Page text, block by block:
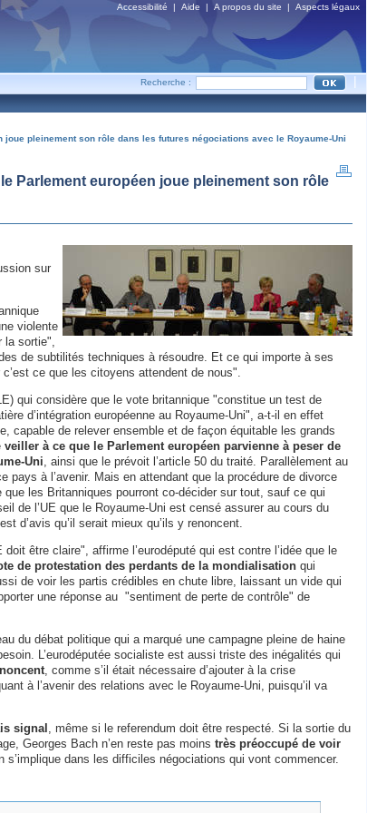
Accessibilité | Aide | A propos du site | Aspects légaux
Recherche :
pleinement son rôle dans les futures négociations avec le Royaume-Uni
Parlement européen joue pleinement son rôle
sur
violente
la sortie",
de subtilités techniques à résoudre. Et ce qui importe à ses
c’est ce que les citoyens attendent de nous".
qui considère que le vote britannique "constitue un test de
d’intégration européenne au Royaume-Uni", a-t-il en effet
capable de relever ensemble et de façon équitable les grands
veiller à ce que le Parlement européen parvienne à peser de
Uni, ainsi que le prévoit l’article 50 du traité. Parallèlement au
à l’avenir. Mais en attendant que la procédure de divorce
les Britanniques pourront co-décider sur tout, sauf ce qui
de l’UE que le Royaume-Uni est censé assurer au cours du
d’avis qu’il serait mieux qu’ils y renoncent.
doit être claire", affirme l’eurodéputé qui est contre l’idée que le
de protestation des perdants de la mondialisation qui
de voir les partis crédibles en chute libre, laissant un vide qui
une réponse au "sentiment de perte de contrôle" de
du débat politique qui a marqué une campagne pleine de haine
L’eurodéputée socialiste est aussi triste des inégalités qui
, comme s’il était nécessaire d’ajouter à la crise
à l’avenir des relations avec le Royaume-Uni, puisqu’il va
signal , même si le referendum doit être respecté. Si la sortie du
Georges Bach n’en reste pas moins très préoccupé de voir
dans les difficiles négociations qui vont commencer.